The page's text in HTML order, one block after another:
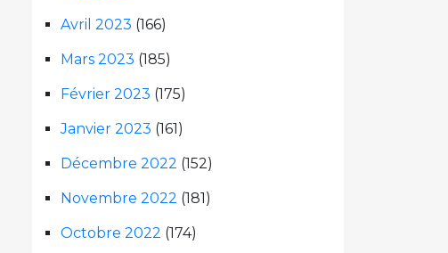
Avril 2023 (166)
Mars 2023 (185)
Février 2023 (175)
Janvier 2023 (161)
Décembre 2022 (152)
Novembre 2022 (181)
Octobre 2022 (174)